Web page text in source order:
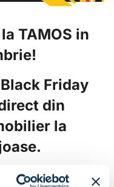
TAMOS in
Friday
din
la
Friday